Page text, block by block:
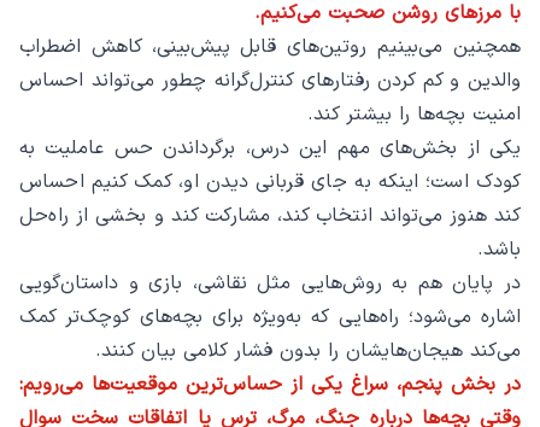
با مرزهای روشن صحبت می‌کنیم.
همچنین می‌بینیم روتین‌های قابل پیش‌بینی، کاهش اضطراب
والدین و کم کردن رفتارهای کنترل‌گرانه چطور می‌تواند احساس
امنیت بچه‌ها را بیشتر کند.
یکی از بخش‌های مهم این درس، برگرداندن حس عاملیت به
کودک است؛ اینکه به جای قربانی دیدن او، کمک کنیم احساس
کند هنوز می‌تواند انتخاب کند، مشارکت کند و بخشی از راه‌حل
باشد.
در پایان هم به روش‌هایی مثل نقاشی، بازی و داستان‌گویی
اشاره می‌شود؛ راه‌هایی که به‌ویژه برای بچه‌های کوچک‌تر کمک
می‌کند هیجان‌هایشان را بدون فشار کلامی بیان کنند.
در بخش پنجم، سراغ یکی از حساس‌ترین موقعیت‌ها می‌رویم:
وقتی بچه‌ها درباره جنگ، مرگ، ترس یا اتفاقات سخت سوال